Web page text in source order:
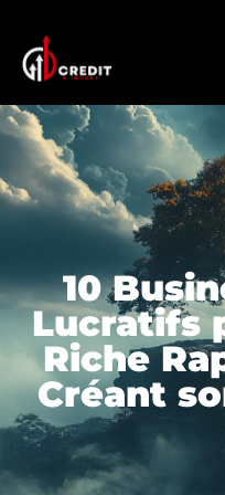
10
Lucratifs
Riche
Créant